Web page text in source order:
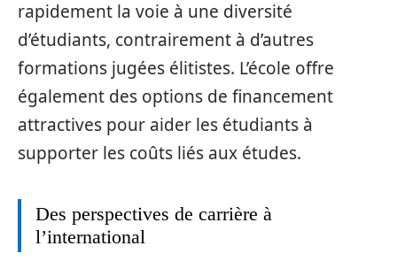
rapidement la voie à une diversité
d’étudiants, contrairement à d’autres
formations jugées élitistes. L’école offre
également des options de financement
attractives pour aider les étudiants à
supporter les coûts liés aux études.
Des perspectives de carrière à
l’international